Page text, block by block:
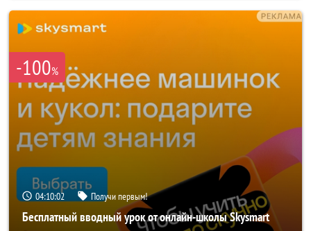
-100%
04:10:00 Получи первым!
Бесплатный вводный урок от онлайн-школы Skysmart